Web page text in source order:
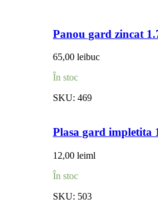
Panou gard zincat
65,00 leibuc
În stoc
SKU: 469
Plasa gard impletita
12,00 leiml
În stoc
SKU: 503